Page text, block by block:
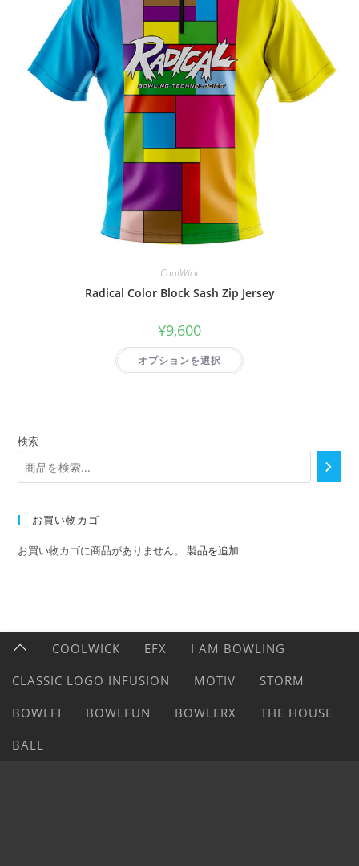
CoolWick
Radical Color Block Sash Zip Jersey
¥9,600
オプションを選択
検索
お買い物カゴ
お買い物カゴに商品がありません。製品を追加
COOLWICK EFX
I AM BOWLING
CLASSIC LOGO INFUSION
MOTIV
STORM
BOWLFI
BOWLFUN BOWLERX
THE HOUSE
BALL